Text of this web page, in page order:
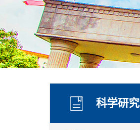
科学研究